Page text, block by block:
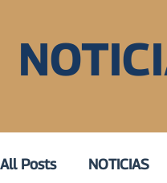
All Posts NOTICIAS